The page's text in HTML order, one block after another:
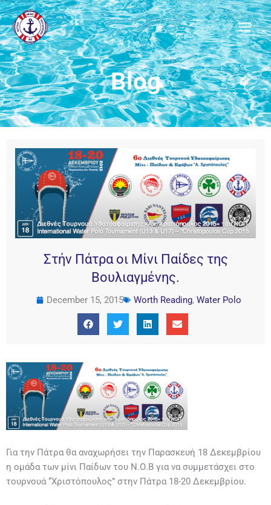
Μετάβαση
στο
περιεχόμενο
Blog
Στήν Πάτρα οι Μίνι Παίδες της
Βουλιαγμένης.
December 15, 2015 Worth Reading, Water Polo
Για την Πάτρα θα αναχωρήσει την Παρασκευή 18 Δεκεμβρίου
η ομάδα των μίνι Παίδων του Ν.Ο.Β για να συμμετάσχει στο
τουρνουά “Χριστόπουλος” στην Πάτρα 18-20 Δεκεμβρίου.